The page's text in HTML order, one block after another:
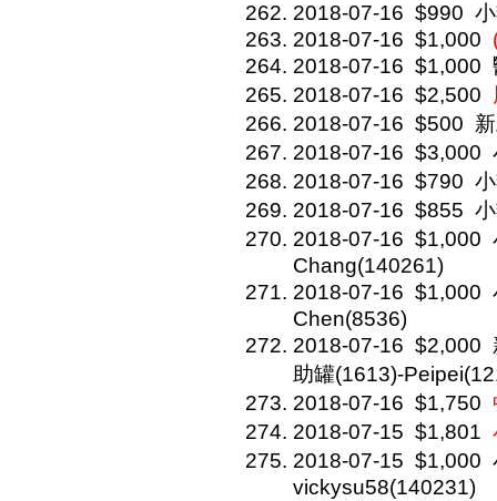
2018-07-16 $990
2018-07-16 $1,000
2018-07-16 $1,000
2018-07-16 $2,500
2018-07-16 $500
2018-07-16 $3,000
2018-07-16 $790
2018-07-16 $855
2018-07-16 $1,000
Chang(140261)
2018-07-16 $1,000
Chen(8536)
2018-07-16 $2,000
助罐(1613)-
2018-07-16 $1,750
2018-07-15 $1,801
2018-07-15 $1,000
vickysu58(140231)